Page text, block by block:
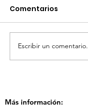
participó en
Comentarios
Escribir un
Más información: